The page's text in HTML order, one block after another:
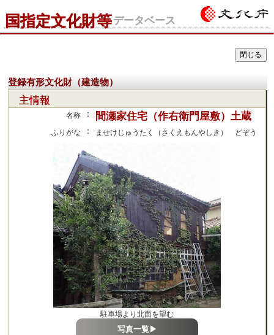
国指定文化財等データベース
登録有形文化財（建造物）
主情報
名称 ： 間瀬家住宅（作右衛門屋敷）土蔵
ふりがな ： ませけじゅうたく（さくえもんやしき） どぞう
駐車場より北面を望む
写真一覧▶